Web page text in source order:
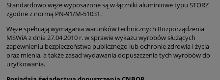
Standardowo węże wyposażone są w łączniki aluminiowe typu STORZ
zgodne z normą PN-91/M-51031.
Węże spełniają wymagania warunków technicznych Rozporządzenia
MSWiA z dnia 27.04.2010 r. w sprawie wykazu wyrobów służących
zapewnieniu bezpieczeństwa publicznego lub ochronie zdrowia i życia
oraz mienia, a także zasad wydawania dopuszczenia tych wyrobów do
użytkowania.